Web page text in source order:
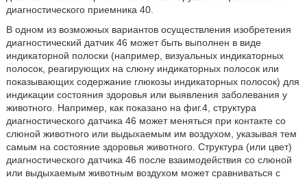
диагностического приемника 40.
В одном из возможных вариантов осуществления изобретения
диагностический датчик 46 может быть выполнен в виде
индикаторной полоски (например, визуальных индикаторных
полосок, реагирующих на слюну индикаторных полосок или
показывающих содержание глюкозы индикаторных полосок) для
индикации состояния здоровья или выявления заболевания у
животного. Например, как показано на фиг.4, структура
диагностического датчика 46 может меняться при контакте со
слюной животного или выдыхаемым им воздухом, указывая тем
самым на состояние здоровья животного. Структура (или цвет)
диагностического датчика 46 после взаимодействия со слюной
или выдыхаемым животным воздухом может сравниваться с